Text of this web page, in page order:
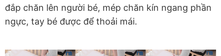
đắp chăn lên người bé, mép chăn kín ngang phần
ngực, tay bé được để thoải mái.